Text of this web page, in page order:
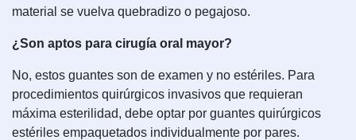
material se vuelva quebradizo o pegajoso.
¿Son aptos para cirugía oral mayor?
No, estos guantes son de examen y no estériles. Para
procedimientos quirúrgicos invasivos que requieran
máxima esterilidad, debe optar por guantes quirúrgicos
estériles empaquetados individualmente por pares.